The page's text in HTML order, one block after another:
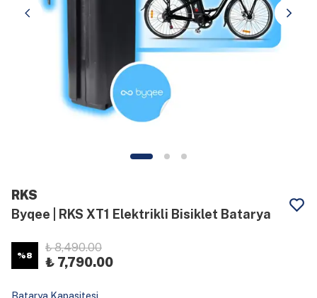
RKS
Byqee | RKS XT1 Elektrikli Bisiklet Batarya
%8
₺ 8,490.00
₺ 7,790.00